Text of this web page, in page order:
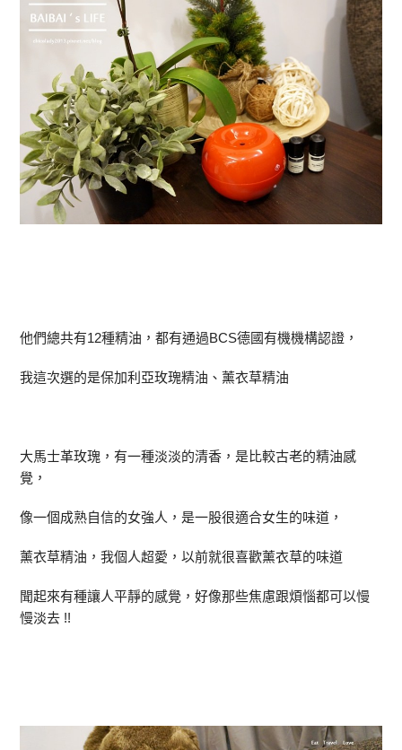
他們總共有12種精油，都有通過BCS德國有機機構認證，
我這次選的是保加利亞玫瑰精油、薰衣草精油
大馬士革玫瑰，有一種淡淡的清香，是比較古老的精油感
覺，
像一個成熟自信的女強人，是一股很適合女生的味道，
薰衣草精油，我個人超愛，以前就很喜歡薰衣草的味道
聞起來有種讓人平靜的感覺，好像那些焦慮跟煩惱都可以慢
慢淡去 !!